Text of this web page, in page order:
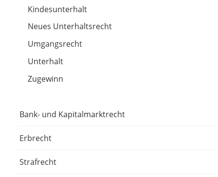
Kindesunterhalt
Neues Unterhaltsrecht
Umgangsrecht
Unterhalt
Zugewinn
Bank- und Kapitalmarktrecht
Erbrecht
Strafrecht